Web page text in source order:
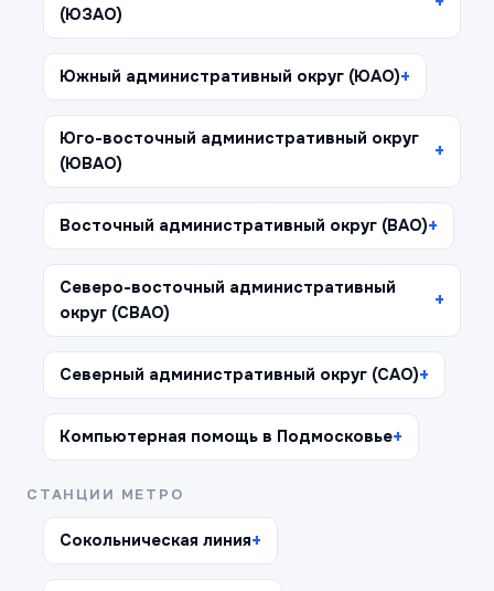
(ЮЗАО)
Южный административный округ (ЮАО)
Юго-восточный административный округ
(ЮВАО)
Восточный административный округ (ВАО)
Северо-восточный административный
округ (СВАО)
Северный административный округ (САО)
Компьютерная помощь в Подмосковье
СТАНЦИИ МЕТРО
Сокольническая линия